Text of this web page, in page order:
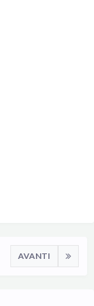
AVANTI